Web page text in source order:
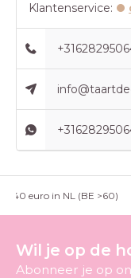
Klantenservice:
>40 euro in NL (BE >60)
Wil je op de
Abonneer je op